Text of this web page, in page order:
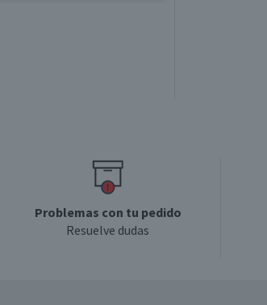
Problemas con tu pedido
Resuelve dudas